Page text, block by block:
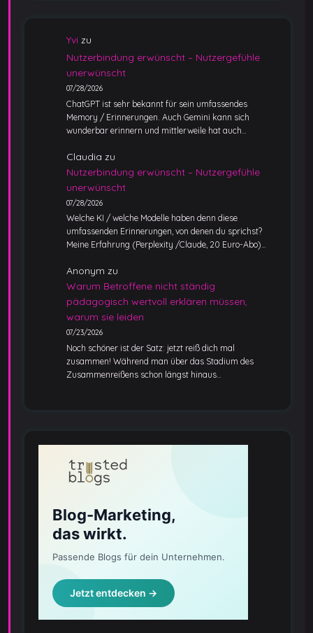
Yvi zu
Nutzerbindung erwünscht – Nutzergefühle
unerwünscht
07/28/2026
ChatGPT ist sehr bekannt für sein umfassendes
Memory / Erinnerungen. Auch Gemini kann sich
wunderbar erinnern und mittlerweile hat auch…
Claudia zu
Nutzerbindung erwünscht – Nutzergefühle
unerwünscht
07/28/2026
Welche KI / welche Modelle haben denn diese
umfassenden Erinnerungen, von denen du sprichst?
Meine Erfahrung (Perplexity /Claude, 20 Euro-Abo)…
Anonym zu
Warum Betroffene nicht ständig
pädagogisch wertvoll erklären müssen,
warum sie leiden
07/23/2026
Noch schöner ist der Satz: jetzt reiß dich mal
zusammen! Während man über das Stadium des
Zusammenreißens schon längst hinaus…